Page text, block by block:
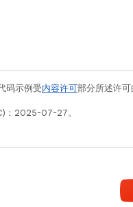
码示例受内容许可部分所述许
：2025-07-27。